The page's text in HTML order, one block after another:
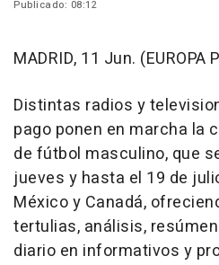
Publicado: 08:12
MADRID, 11 Jun. (EUROPA
Distintas radios y
pago ponen en marcha la
de fútbol masculino, que
jueves y hasta el 19 de
México y Canadá,
tertulias, análisis,
diario en informativos y